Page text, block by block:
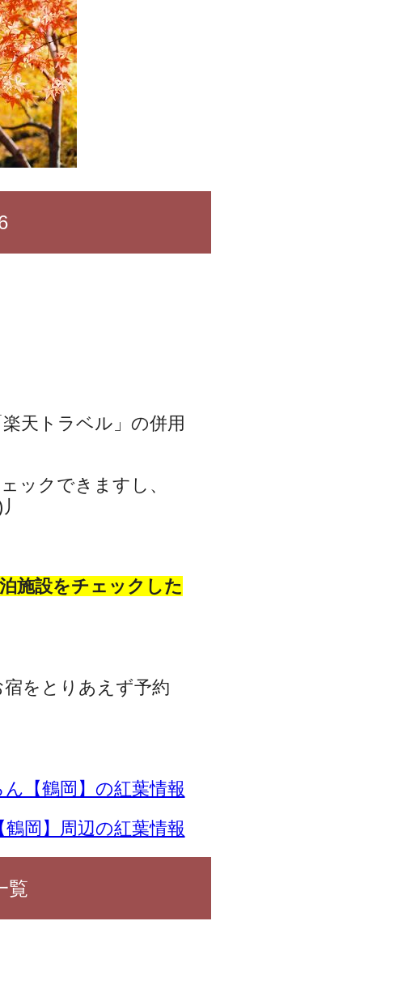
天トラベル」の併用
ックできますし、
施設をチェックした
をとりあえず予約
ん【鶴岡】の紅葉情報
岡】周辺の紅葉情報
覧